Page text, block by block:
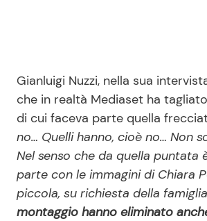
Gianluigi Nuzzi, nella sua
che in realtà Mediaset ha
di cui faceva parte quella
no… Quelli hanno, cioè no… Non
Nel senso che da quella puntata
parte con le immagini di Chiara
piccola, su richiesta della
montaggio hanno eliminato